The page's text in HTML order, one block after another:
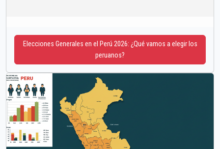
Elecciones Generales en el Perú 2026: ¿Qué vamos a elegir los
peruanos?